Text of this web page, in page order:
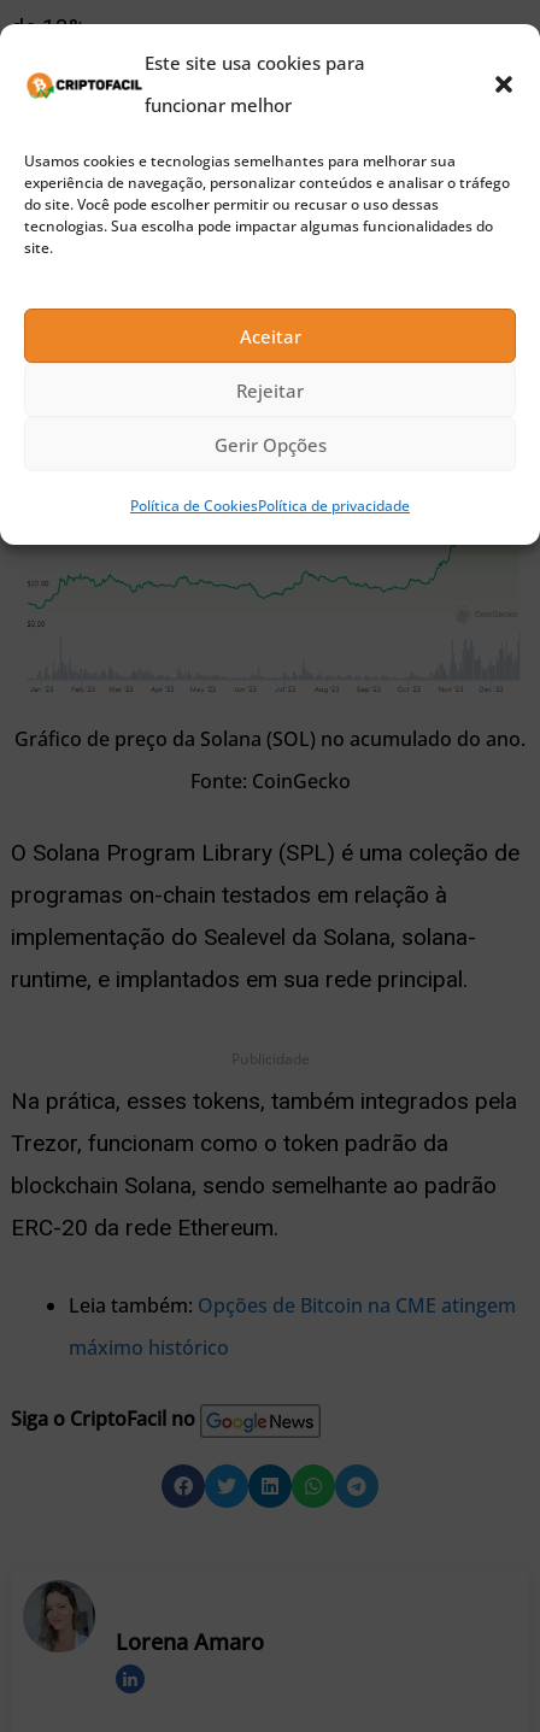
Este site usa cookies para
funcionar melhor
Usamos cookies e tecnologias semelhantes para melhorar sua
experiência de navegação, personalizar conteúdos e analisar o tráfego
do site. Você pode escolher permitir ou recusar o uso dessas
tecnologias. Sua escolha pode impactar algumas funcionalidades do
site.
Aceitar
Rejeitar
Gerir Opções
Política de CookiesPolítica de privacidade
de 13%.
A valorização do preço fez o valor de mercado de
superou o XRP em “market cap” e agora é a quinta
maior criptomoeda do mercado.
Gráfico de preço da Solana (SOL) no acumulado do ano.
Fonte: CoinGecko
O Solana Program Library (SPL) é uma coleção de
programas on-chain testados em relação à
implementação do Sealevel da Solana, solana-
runtime, e implantados em sua rede principal.
Publicidade
Na prática, esses tokens, também integrados pela
Trezor, funcionam como o token padrão da
blockchain Solana, sendo semelhante ao padrão
ERC-20 da rede Ethereum.
Leia também: Opções de Bitcoin na CME atingem
máximo histórico
Siga o CriptoFacil no
Lorena Amaro